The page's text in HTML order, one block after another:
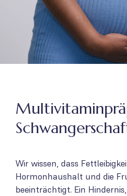
Wir wissen, dass
Hormonhaushalt und die
beeinträchtigt. Ein